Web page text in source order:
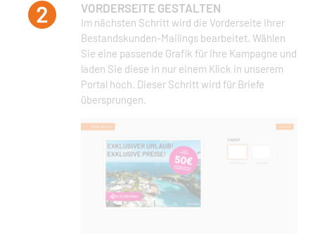
VORDERSEITE GESTALTEN
Im nächsten Schritt wird die Vorderseite Ihrer
Bestandskunden-Mailings bearbeitet. Wählen
Sie eine passende Grafik für Ihre Kampagne und
laden Sie diese in nur einem Klick in unserem
Portal hoch. Dieser Schritt wird für Briefe
übersprungen.